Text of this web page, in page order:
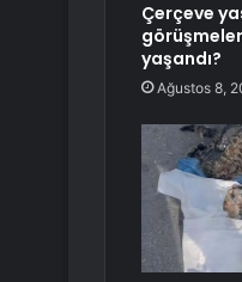
Çerçeve
yaşandı?
Ağustos 8,